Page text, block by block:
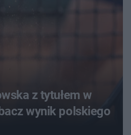
z tytułem w
wynik polskiego